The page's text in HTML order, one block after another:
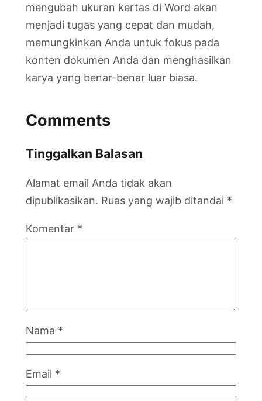
mengubah ukuran kertas di Word akan
menjadi tugas yang cepat dan mudah,
memungkinkan Anda untuk fokus pada
konten dokumen Anda dan menghasilkan
karya yang benar-benar luar biasa.
Comments
Tinggalkan Balasan
Alamat email Anda tidak akan
dipublikasikan. Ruas yang wajib ditandai *
Komentar *
Nama *
Email *